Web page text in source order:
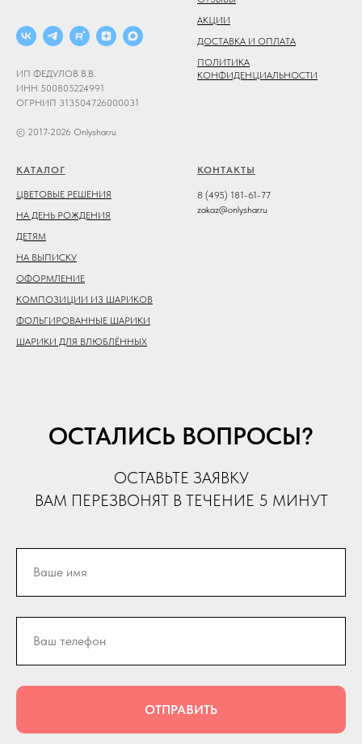
ИП ФЕДУЛОВ В.В.
ИНН 500805224991
ОГРНИП 313504726000031
© 2017-2026 Onlyshar.ru
АКЦИИ
ДОСТАВКА И ОПЛАТА
ПОЛИТИКА
КОНФИДЕНЦИАЛЬНОСТИ
КАТАЛОГ
ЦВЕТОВЫЕ РЕШЕНИЯ
НА ДЕНЬ РОЖДЕНИЯ
ДЕТЯМ
НА ВЫПИСКУ
ОФОРМЛЕНИЕ
КОМПОЗИЦИИ ИЗ ШАРИКОВ
ФОЛЬГИРОВАННЫЕ ШАРИКИ
ШАРИКИ ДЛЯ ВЛЮБЛЁННЫХ
КОНТАКТЫ
8 (495) 181-61-77
zakaz@onlyshar.ru
ОСТАЛИСЬ ВОПРОСЫ?
ОСТАВЬТЕ ЗАЯВКУ
ВАМ ПЕРЕЗВОНЯТ В ТЕЧЕНИЕ 5 МИНУТ
ОТПРАВИТЬ